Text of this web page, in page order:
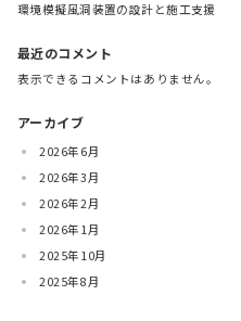
環境模擬風洞装置の設計と施工支援
最近のコメント
表示できるコメントはありません。
アーカイブ
2026年6月
2026年3月
2026年2月
2026年1月
2025年10月
2025年8月